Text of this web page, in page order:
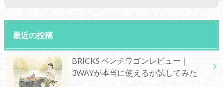
最近の投稿
BRICKS ベンチワゴンレビュー｜
3WAYが本当に使えるか試してみた